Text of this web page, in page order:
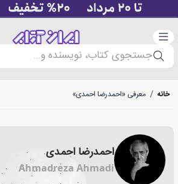
دسته‌بندی
جستجوی کتاب، نویسنده و...
خانه / معرفی «احمدرضا احمدی»
احمدرضا احمدی
Ahmadreza Ahmadi